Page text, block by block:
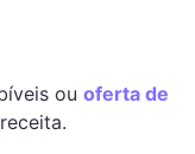
ou oferta de